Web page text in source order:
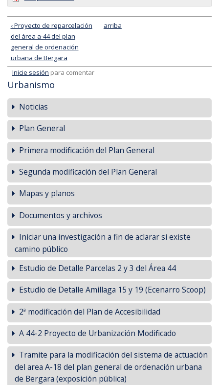
‹ Proyecto de reparcelación
del área a-44 del plan
general de ordenación
urbana de Bergara
arriba
Inicie sesión para comentar
Urbanismo
Noticias
Plan General
Primera modificación del Plan General
Segunda modificación del Plan General
Mapas y planos
Documentos y archivos
Iniciar una investigación a fin de aclarar si existe
camino público
Estudio de Detalle Parcelas 2 y 3 del Área 44
Estudio de Detalle Amillaga 15 y 19 (Ecenarro Scoop)
2ª modificación del Plan de Accesibilidad
A 44-2 Proyecto de Urbanización Modificado
Tramite para la modificación del sistema de actuación
del area A-18 del plan general de ordenación urbana
de Bergara (exposición pública)